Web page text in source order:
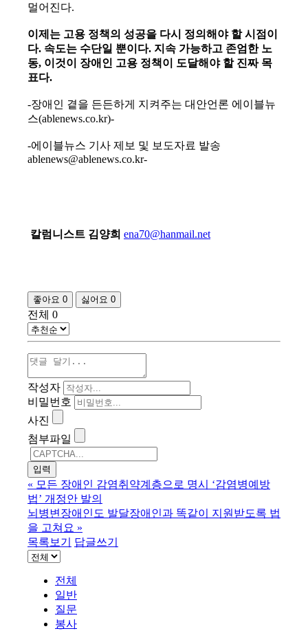
멀어진다.
이제는 고용 정책의 성공을 다시 정의해야 할 시점이
다. 속도는 수단일 뿐이다. 지속 가능하고 존엄한 노
동, 이것이 장애인 고용 정책이 도달해야 할 진짜 목
표다.
-장애인 곁을 든든하게 지켜주는 대안언론 에이블뉴
스(ablenews.co.kr)-
-에이블뉴스 기사 제보 및 보도자료 발송
ablenews@ablenews.co.kr-
칼럼니스트 김양희 ena70@hanmail.net
좋아요 0 싫어요 0
전체 0
작성자
비밀번호
사진
첨부파일
« 모든 장애인 감염취약계층으로 명시 ‘감염병예방
법’ 개정안 발의
뇌병변장애인도 발달장애인과 똑같이 지원받도록 법
을 고쳐요 »
목록보기
답글쓰기
전체
일반
질문
봉사